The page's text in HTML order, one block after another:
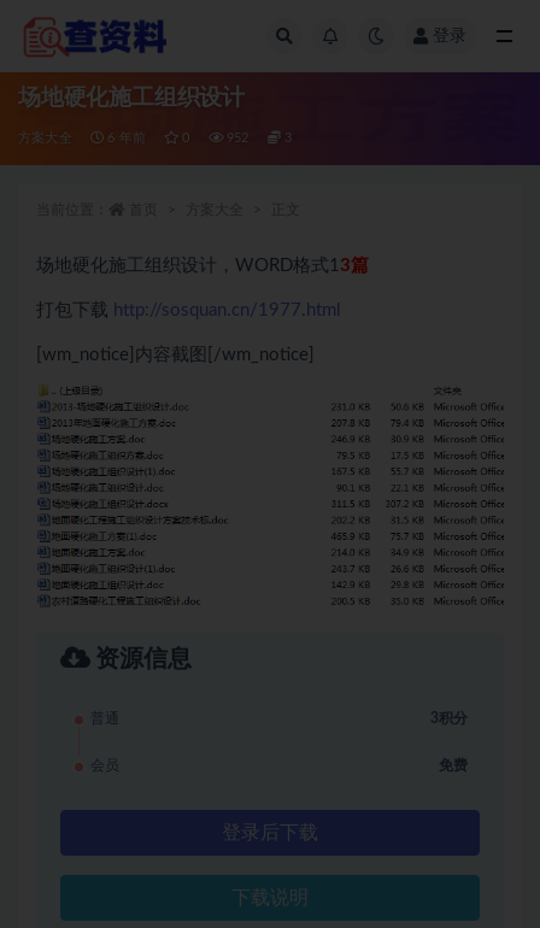
登录
场地硬化施工组织设计
方案大全 6 年前 0 952 3
场地硬化施工组织设计，WORD格式13篇
打包下载 http://sosquan.cn/1977.html
[wm_notice]内容截图[/wm_notice]
资源信息
普通 3积分
会员 免费
登录后下载
下载说明